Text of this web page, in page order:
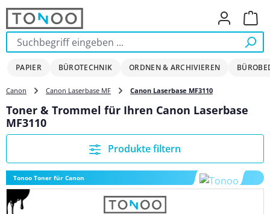
Zum Hauptinhalt springen
PAPIER BÜROTECHNIK ORDNEN & ARCHIVIEREN
Canon Canon Laserbase MF Canon Laserbase MF3110
Toner & Trommel für Ihren Canon Laserbase
MF3110
Produkte filtern
Tonoo Toner für Canon